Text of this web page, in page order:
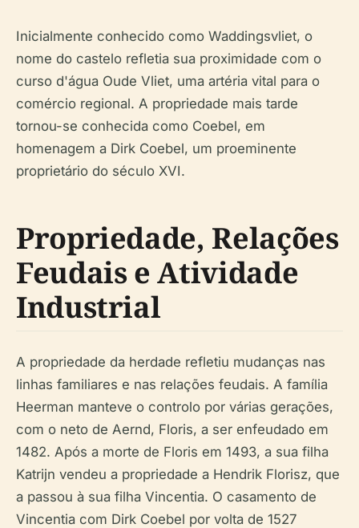
Inicialmente conhecido como Waddingsvliet, o
nome do castelo refletia sua proximidade com o
curso d'água Oude Vliet, uma artéria vital para o
comércio regional. A propriedade mais tarde
tornou-se conhecida como Coebel, em
homenagem a Dirk Coebel, um proeminente
proprietário do século XVI.
Propriedade, Relações
Feudais e Atividade
Industrial
A propriedade da herdade refletiu mudanças nas
linhas familiares e nas relações feudais. A família
Heerman manteve o controlo por várias gerações,
com o neto de Aernd, Floris, a ser enfeudado em
1482. Após a morte de Floris em 1493, a sua filha
Katrijn vendeu a propriedade a Hendrik Florisz, que
a passou à sua filha Vincentia. O casamento de
Vincentia com Dirk Coebel por volta de 1527